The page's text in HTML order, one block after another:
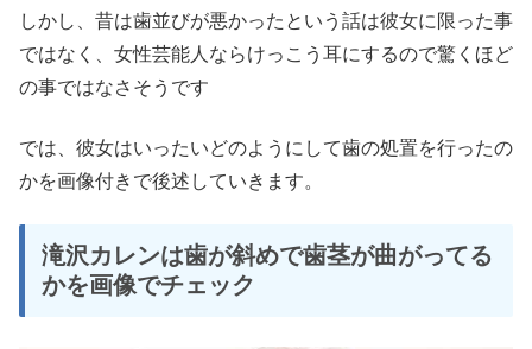
しかし、昔は歯並びが悪かったという話は彼女に限った事
ではなく、女性芸能人ならけっこう耳にするので驚くほど
の事ではなさそうです
では、彼女はいったいどのようにして歯の処置を行ったの
かを画像付きで後述していきます。
滝沢カレンは歯が斜めで歯茎が曲がってる
かを画像でチェック